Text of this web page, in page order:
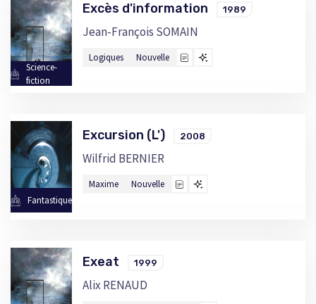
Science-
fiction
Excès d'information 1989
Jean-François SOMAIN
Logiques Nouvelle
Fantastique
Excursion (L') 2008
Wilfrid BERNIER
Maxime Nouvelle
Exeat 1999
Alix RENAUD